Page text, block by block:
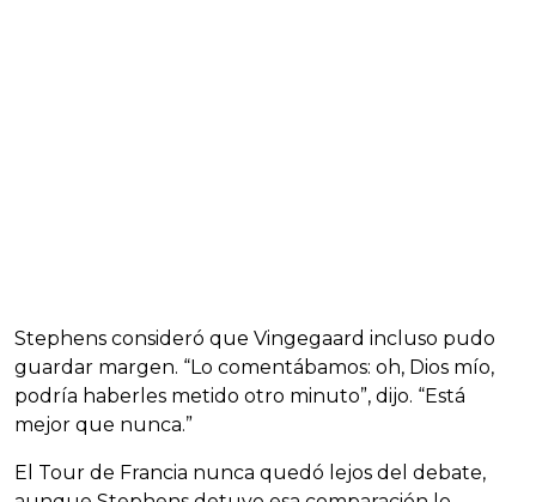
Stephens consideró que Vingegaard incluso pudo
guardar margen. “Lo comentábamos: oh, Dios mío,
podría haberles metido otro minuto”, dijo. “Está
mejor que nunca.”
El Tour de Francia nunca quedó lejos del debate,